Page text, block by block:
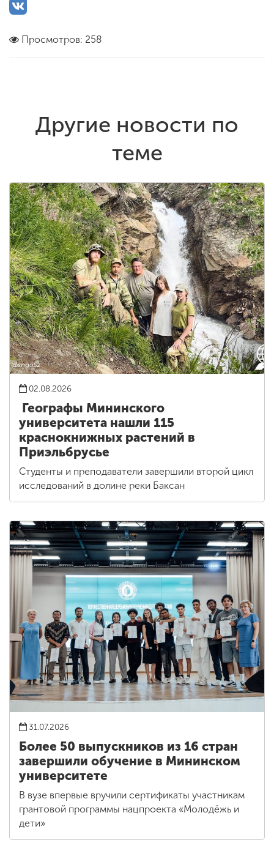
Просмотров: 258
Другие новости по
теме
02.08.2026
Географы Мининского
университета нашли 115
краснокнижных растений в
Приэльбрусье
Студенты и преподаватели завершили второй цикл
исследований в долине реки Баксан
31.07.2026
Более 50 выпускников из 16 стран
завершили обучение в Мининском
университете
В вузе впервые вручили сертификаты участникам
грантовой программы нацпроекта «Молодёжь и
дети»